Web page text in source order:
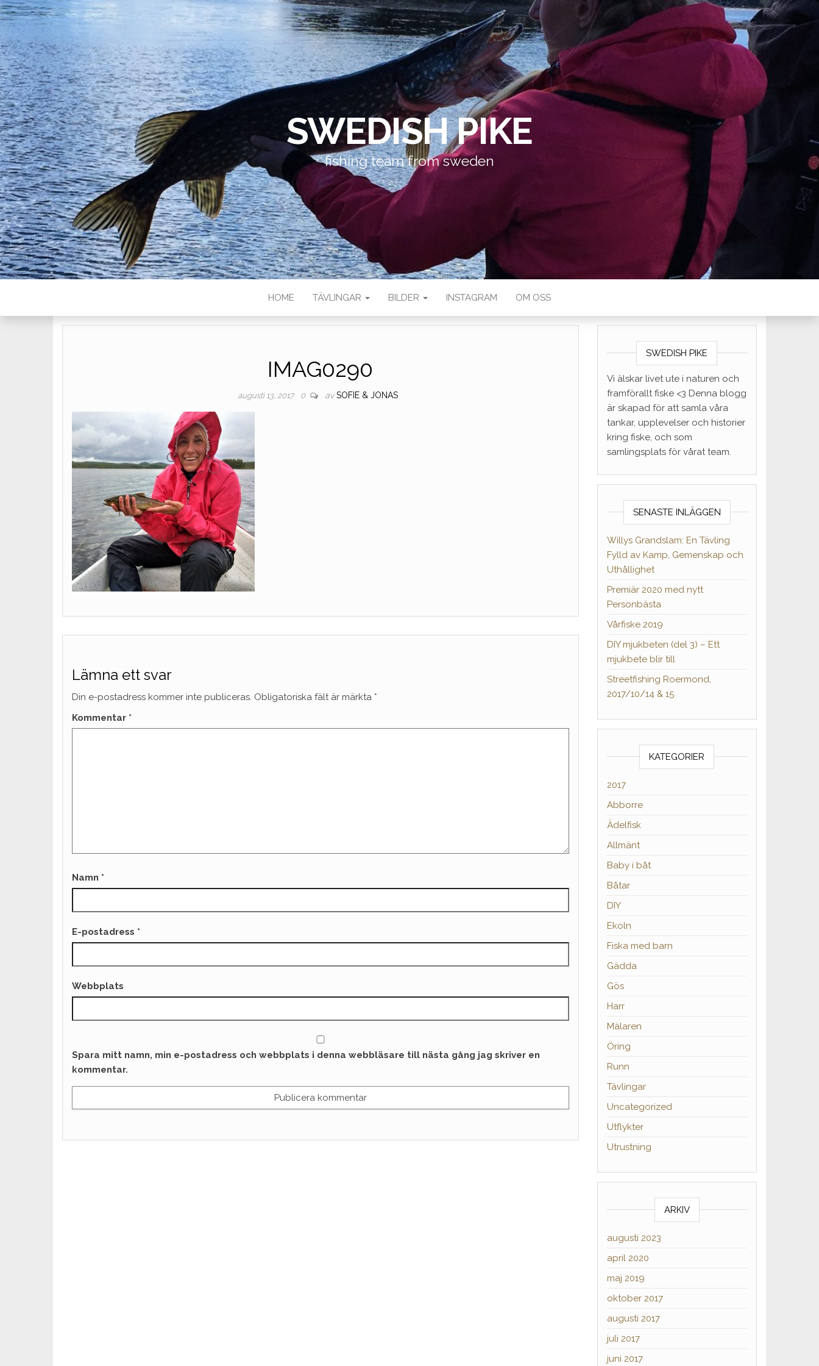
SWEDISH PIKE
fishing team from sweden
HOME TÄVLINGAR BILDER INSTAGRAM OM OSS
IMAG0290
augusti 13, 2017 0 av SOFIE & JONAS
Lämna ett svar
Din e-postadress kommer inte publiceras. Obligatoriska fält är märkta *
Kommentar *
Namn *
E-postadress *
Webbplats
Spara mitt namn, min e-postadress och webbplats i denna webbläsare till nästa gång jag skriver en
kommentar.
SWEDISH PIKE
Vi älskar livet ute i naturen och
framförallt fiske <3 Denna blogg
är skapad för att samla våra
tankar, upplevelser och historier
kring fiske, och som
samlingsplats för vårat team.
SENASTE INLÄGGEN
Willys Grandslam: En Tävling
Fylld av Kamp, Gemenskap och
Uthållighet
Premiär 2020 med nytt
Personbästa
Vårfiske 2019
DIY mjukbeten (del 3) – Ett
mjukbete blir till
Streetfishing Roermond,
2017/10/14 & 15
KATEGORIER
2017
Abborre
Ädelfisk
Allmänt
Baby i båt
Båtar
DIY
Ekoln
Fiska med barn
Gädda
Gös
Harr
Mälaren
Öring
Runn
Tävlingar
Uncategorized
Utflykter
Utrustning
ARKIV
augusti 2023
april 2020
maj 2019
oktober 2017
augusti 2017
juli 2017
juni 2017